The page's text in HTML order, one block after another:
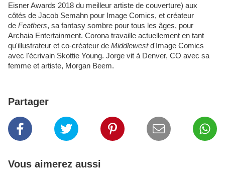
Eisner Awards 2018 du meilleur artiste de couverture) aux
côtés de Jacob Semahn pour Image Comics, et créateur
de Feathers, sa fantasy sombre pour tous les âges, pour
Archaia Entertainment. Corona travaille actuellement en tant
qu'illustrateur et co-créateur de Middlewestd'Image Comics
avec l'écrivain Skottie Young. Jorge vit à Denver, CO avec sa
femme et artiste, Morgan Beem.
Partager
Vous aimerez aussi